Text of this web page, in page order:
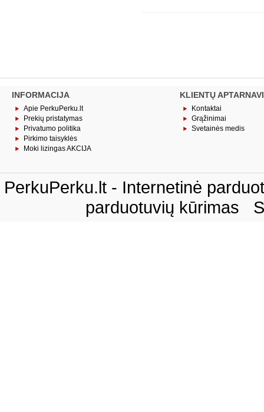
INFORMACIJA
Apie PerkuPerku.lt
Prekių pristatymas
Privatumo politika
Pirkimo taisyklės
Moki lizingas AKCIJA
KLIENTŲ
Kontaktai
Grąžinimai
Svetainės medis
PerkuPerku.lt - Internetinė
parduotuvių kūrimas